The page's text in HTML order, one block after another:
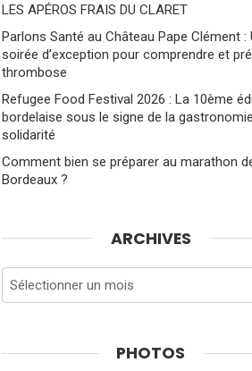
LES APÉROS FRAIS DU CLARET
Parlons Santé au Château Pape Clément :
soirée d’exception pour comprendre et
thrombose
Refugee Food Festival 2026 : La 10ème
bordelaise sous le signe de la
solidarité
Comment bien se préparer au marathon
Bordeaux ?
ARCHIVES
Archives
PHOTOS